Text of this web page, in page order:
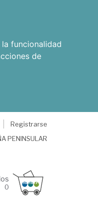
funcionalidad
de
Registrarse
PENINSULAR
0